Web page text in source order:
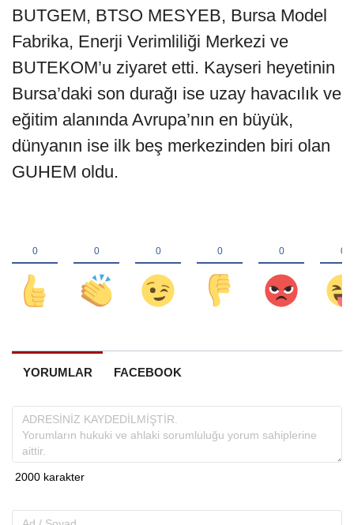
BUTGEM, BTSO MESYEB, Bursa Model
Fabrika, Enerji Verimliliği Merkezi ve
BUTEKOM’u ziyaret etti. Kayseri heyetinin
Bursa’daki son durağı ise uzay havacılık ve
eğitim alanında Avrupa’nın en büyük,
dünyanın ise ilk beş merkezinden biri olan
GUHEM oldu.
YORUMLAR FACEBOOK